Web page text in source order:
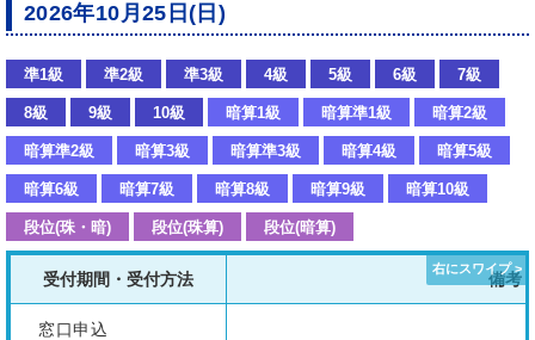
2026年10月25日(日)
準1級 準2級 準3級 4級 5級 6級 7級
8級 9級 10級 暗算1級 暗算準1級 暗算2級
暗算準2級 暗算3級 暗算準3級 暗算4級 暗算5級
暗算6級 暗算7級 暗算8級 暗算9級 暗算10級
段位(珠・暗) 段位(珠算) 段位(暗算)
受付期間・受付方法 備考
窓口申込